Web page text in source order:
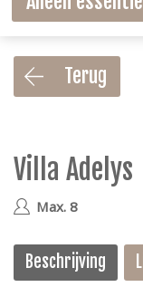
Terug
Villa Adelys
Max. 8
Beschrijving